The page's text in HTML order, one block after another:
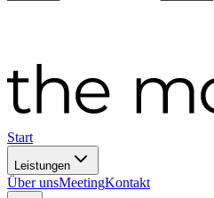
Start
Leistungen
Über unsMeetingKontakt